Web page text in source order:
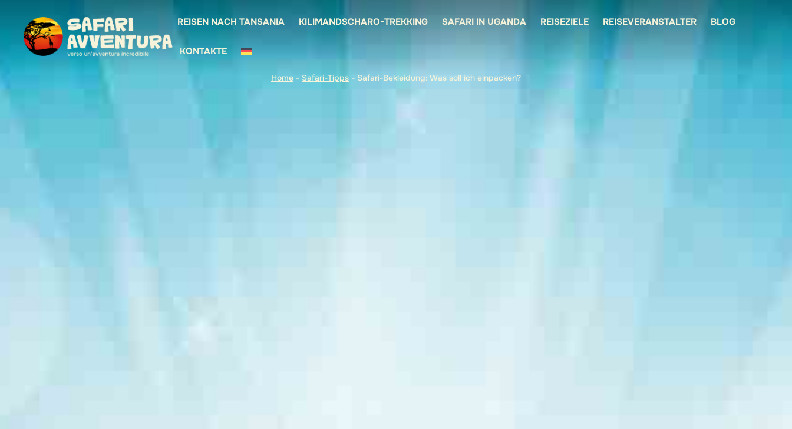
REISEN NACH TANSANIA KILIMANDSCHARO-TREKKING SAFARI IN UGANDA REISEZIELE REISEVERANSTALTER BLOG
KONTAKTE
Home - Safari-Tipps - Safari-Bekleidung: Was soll ich einpacken?